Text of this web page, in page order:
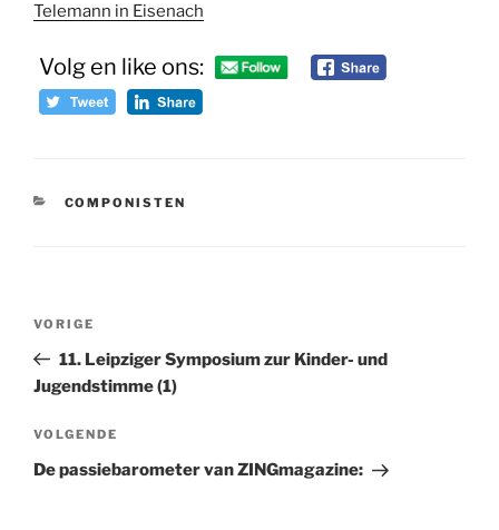
Telemann in Eisenach
Volg en like ons:
CATEGORIEËN
COMPONISTEN
Vorig
bericht
VORIGE
11. Leipziger Symposium zur Kinder- und
Jugendstimme (1)
Volgend
bericht
VOLGENDE
De passiebarometer van ZINGmagazine: